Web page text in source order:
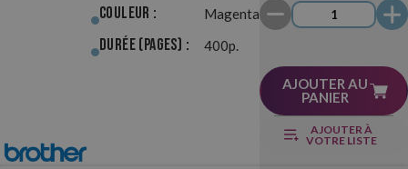
Originale
Couleur : Magenta
Durée (pages) : 400p.
AJOUTER AU
PANIER
AJOUTER À
VOTRE LISTE